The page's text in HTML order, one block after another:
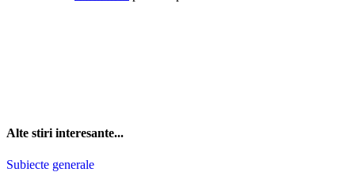
Alte stiri interesante...
Subiecte generale